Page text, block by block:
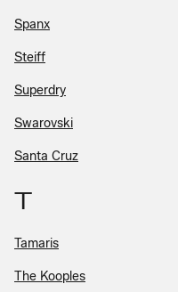
Spanx
Steiff
Superdry
Swarovski
Santa Cruz
T
Tamaris
The Kooples